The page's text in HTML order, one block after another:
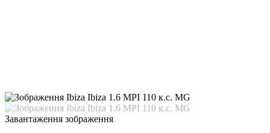
Завантаження зображення